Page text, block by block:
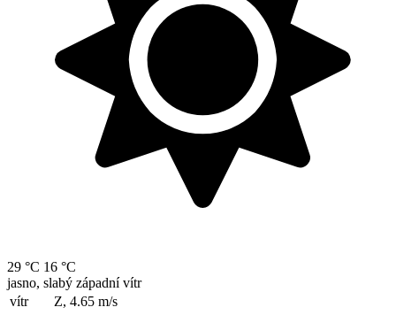
29 °C 16 °C
jasno, slabý západní vítr
vítr
Z, 4.65 m/s